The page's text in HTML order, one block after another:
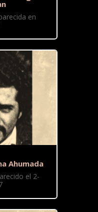
en
Ahumada
el 2-